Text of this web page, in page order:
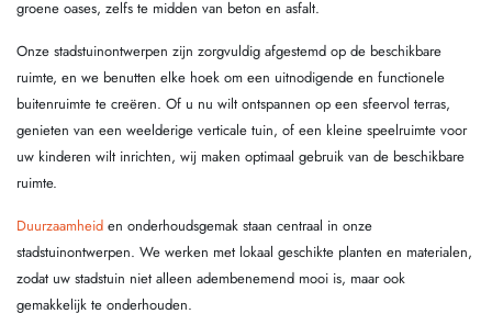
groene oases, zelfs te midden van beton en asfalt.
Onze stadstuinontwerpen zijn zorgvuldig afgestemd op de beschikbare
ruimte, en we benutten elke hoek om een uitnodigende en functionele
buitenruimte te creëren. Of u nu wilt ontspannen op een sfeervol terras,
genieten van een weelderige verticale tuin, of een kleine speelruimte voor
uw kinderen wilt inrichten, wij maken optimaal gebruik van de beschikbare
ruimte.
Duurzaamheid en onderhoudsgemak staan centraal in onze
stadstuinontwerpen. We werken met lokaal geschikte planten en materialen,
zodat uw stadstuin niet alleen adembenemend mooi is, maar ook
gemakkelijk te onderhouden.